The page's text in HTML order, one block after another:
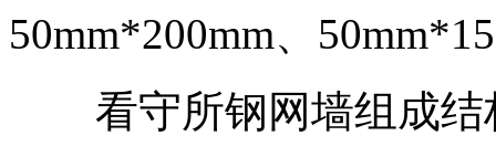
50mm*200mm、
看守所钢网墙组成结